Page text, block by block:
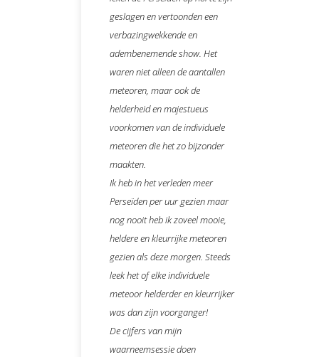
geslagen en vertoonden een
verbazingwekkende en
adembenemende show. Het
waren niet alleen de aantallen
meteoren, maar ook de
helderheid en majestueus
voorkomen van de individuele
meteoren die het zo bijzonder
maakten.
Ik heb in het verleden meer
Perseïden per uur gezien maar
nog nooit heb ik zoveel mooie,
heldere en kleurrijke meteoren
gezien als deze morgen. Steeds
leek het of elke individuele
meteoor helderder en kleurrijker
was dan zijn voorganger!
De cijfers van mijn
waarneemsessie doen